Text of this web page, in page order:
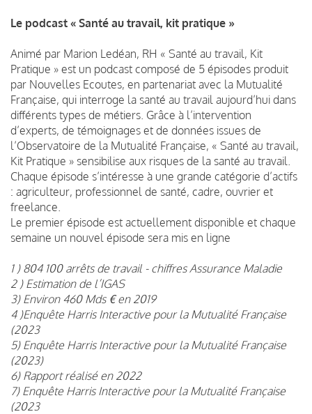
Le podcast « Santé au travail, kit pratique »
Animé par Marion Ledéan, RH « Santé au travail, Kit
Pratique » est un podcast composé de 5 épisodes produit
par Nouvelles Ecoutes, en partenariat avec la Mutualité
Française, qui interroge la santé au travail aujourd’hui dans
différents types de métiers. Grâce à l’intervention
d’experts, de témoignages et de données issues de
l’Observatoire de la Mutualité Française, « Santé au travail,
Kit Pratique » sensibilise aux risques de la santé au travail.
Chaque épisode s’intéresse à une grande catégorie d’actifs
: agriculteur, professionnel de santé, cadre, ouvrier et
freelance.
Le premier épisode est actuellement disponible et chaque
semaine un nouvel épisode sera mis en ligne
1 ) 804 100 arrêts de travail - chiffres Assurance Maladie
2 ) Estimation de l’IGAS
3) Environ 460 Mds € en 2019
4 )Enquête Harris Interactive pour la Mutualité Française
(2023
5) Enquête Harris Interactive pour la Mutualité Française
(2023)
6) Rapport réalisé en 2022
7) Enquête Harris Interactive pour la Mutualité Française
(2023